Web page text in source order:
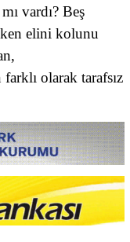
vardı? Beş
elini kolunu
olarak tarafsız